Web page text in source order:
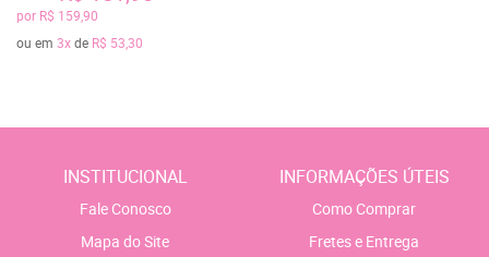
por R$ 159,90
ou em 3xde R$ 53,30
INSTITUCIONAL
Fale Conosco
Mapa do Site
INFORMAÇÕES ÚTEIS
Como Comprar
Fretes e Entrega